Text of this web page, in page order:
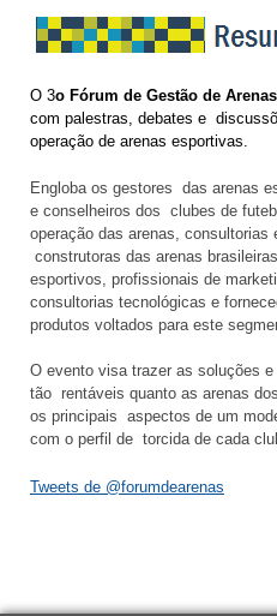
O 3o Fórum de Gestão de
com palestras, debates e
operação de arenas esportivas.
Engloba os gestores das arenas
e conselheiros dos clubes de
operação das arenas,
construtoras das arenas
esportivos, profissionais de
consultorias tecnológicas e
produtos voltados para este
O evento visa trazer as soluções
tão rentáveis quanto as arenas
os principais aspectos de um
com o perfil de torcida de cada
Tweets de @forumdearenas